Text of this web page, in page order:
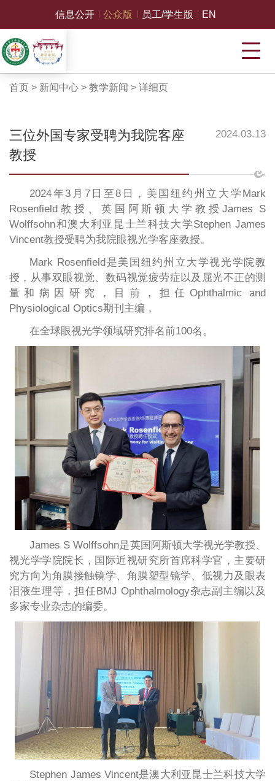
信息公开 公众版 员工/学生版 EN
首页 > 新闻中心> 教学新闻 > 详细页
三位外国专家受聘为我院客座
教授
2024.03.13
2024年3月7日至8日，美国纽约州立大学Mark
Rosenfield教授、英国阿斯顿大学教授James S
Wolffsohn和澳大利亚昆士兰科技大学Stephen James
Vincent教授受聘为我院眼视光学客座教授。
Mark Rosenfield是美国纽约州立大学视光学院教
授，从事双眼视觉、数码视觉疲劳症以及屈光不正的测
量和病因研究，目前，担任Ophthalmic and
Physiological Optics期刊主编，
在全球眼视光学领域研究排名前100名。
James S Wolffsohn是英国阿斯顿大学视光学教授、
视光学学院院长，国际近视研究所首席科学官，主要研
究方向为角膜接触镜学、角膜塑型镜学、低视力及眼表
泪液生理等，担任BMJ Ophthalmology杂志副主编以及
多家专业杂志的编委。
Stephen James Vincent是澳大利亚昆士兰科技大学